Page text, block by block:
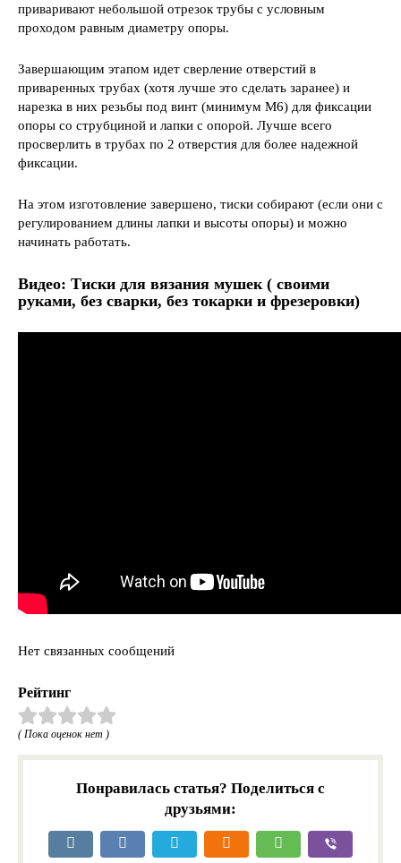
приваривают небольшой отрезок трубы с условным
проходом равным диаметру опоры.
Завершающим этапом идет сверление отверстий в
приваренных трубах (хотя лучше это сделать заранее) и
нарезка в них резьбы под винт (минимум М6) для фиксации
опоры со струбциной и лапки с опорой. Лучше всего
просверлить в трубах по 2 отверстия для более надежной
фиксации.
На этом изготовление завершено, тиски собирают (если они с
регулированием длины лапки и высоты опоры) и можно
начинать работать.
Видео: Тиски для вязания мушек ( своими
руками, без сварки, без токарки и фрезеровки)
Нет связанных сообщений
Рейтинг
( Пока оценок нет )
Понравилась статья? Поделиться с
друзьями: